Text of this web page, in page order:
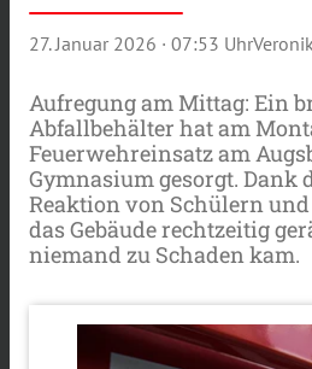
27. Januar 2026 · 07:53 Uhr
Aufregung am Mittag: Ein
Abfallbehälter hat am
Feuerwehreinsatz am
Gymnasium gesorgt. Dank
Reaktion von Schülern
das Gebäude rechtzeitig
niemand zu Schaden kam.